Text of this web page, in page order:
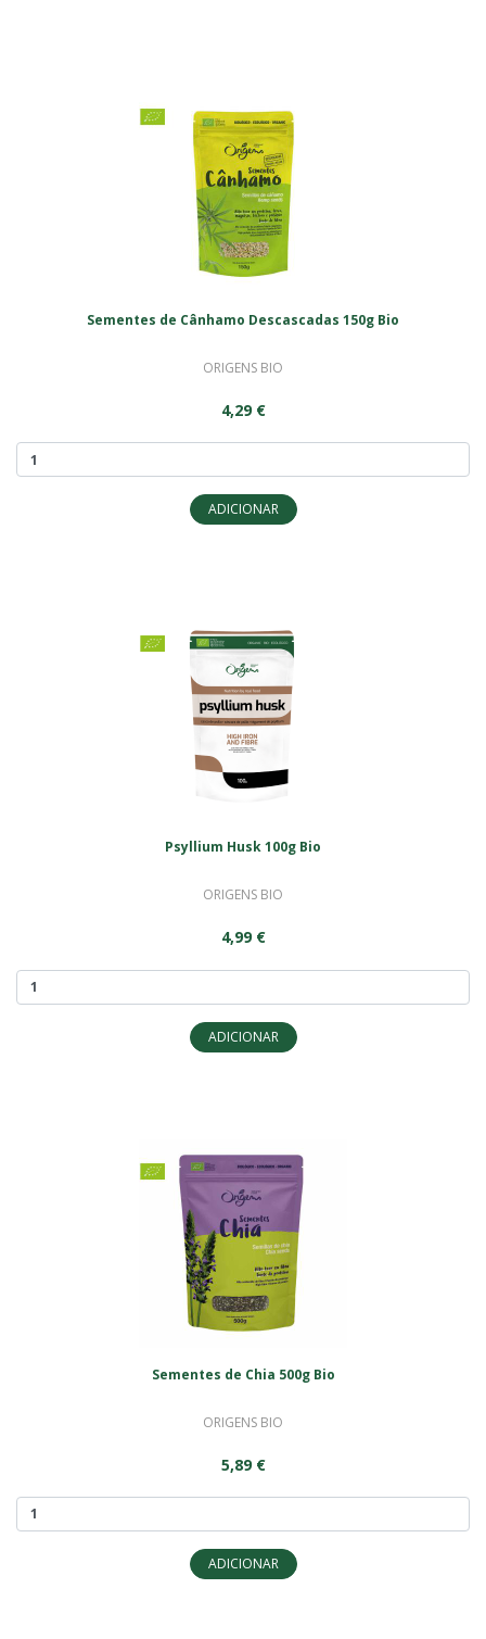
Sementes de Cânhamo Descascadas 150g Bio
ORIGENS BIO
4,29 €
ADICIONAR
Psyllium Husk 100g Bio
ORIGENS BIO
4,99 €
ADICIONAR
Sementes de Chia 500g Bio
ORIGENS BIO
5,89 €
ADICIONAR